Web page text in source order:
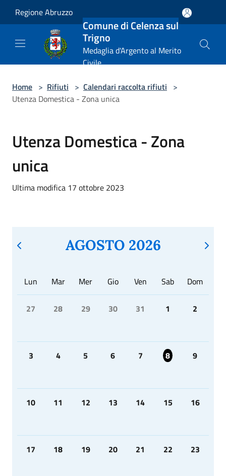
Regione Abruzzo
Comune di Celenza sul
Trigno
Medaglia d'Argento al Merito
Civile
Home > Rifiuti > Calendari raccolta rifiuti >
Utenza Domestica - Zona unica
Utenza Domestica - Zona
unica
Ultima modifica 17 ottobre 2023
AGOSTO 2026
Lun Mar Mer Gio Ven Sab Dom
27 28 29 30 31 1 2
3 4 5 6 7 8 9
10 11 12 13 14 15 16
17 18 19 20 21 22 23